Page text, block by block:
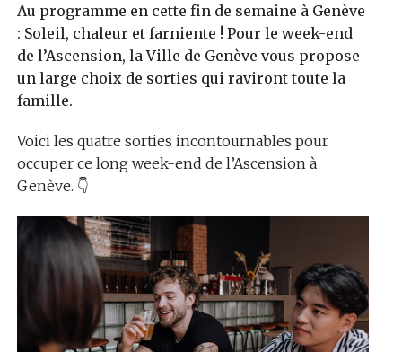
Au programme en cette fin de semaine à Genève
: Soleil, chaleur et farniente ! Pour le week-end
de l’Ascension, la Ville de Genève vous propose
un large choix de sorties qui ravironttoute la
famille.
Voici les quatre sorties incontournables pour
occuper ce long week-end de l’Ascension à
Genève. 👇